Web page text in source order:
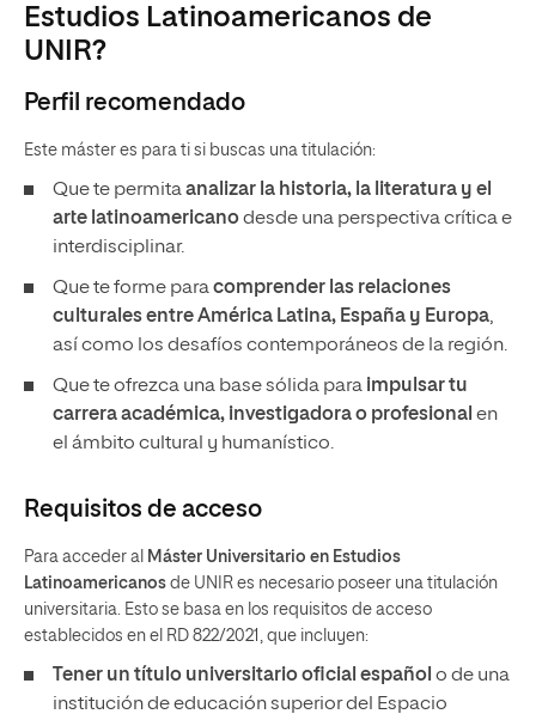
Estudios Latinoamericanos de
UNIR?
Perfil recomendado
Este máster es para ti si buscas una titulación:
Que te permitaanalizar la historia, la literatura y el
arte latinoamericanodesde una perspectiva crítica e
interdisciplinar.
Que te forme paracomprender las relaciones
culturales entre América Latina, España y Europa,
así como los desafíos contemporáneos de la región.
Que te ofrezca una base sólida para impulsar tu
carrera académica, investigadora o profesional en
el ámbito cultural y humanístico.
Requisitos de acceso
Para acceder al Máster Universitario en Estudios
Latinoamericanos de UNIR es necesario poseer una titulación
universitaria. Esto se basa en los requisitos de acceso
establecidos en el RD 822/2021, que incluyen:
Tener un título universitario oficial español o de una
institución de educación superior del Espacio